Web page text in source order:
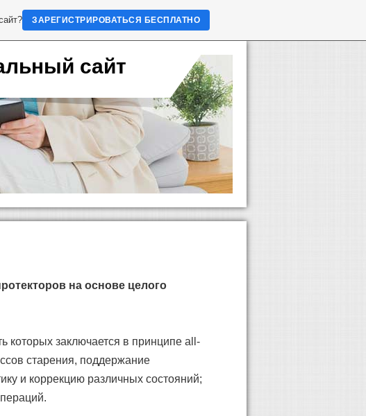
сайт
на основе целого
которых заключается в принципе all-
старения, поддержание
и коррекцию различных состояний;
ЗАРЕГИСТРИРОВАТЬСЯ БЕСПЛАТНО